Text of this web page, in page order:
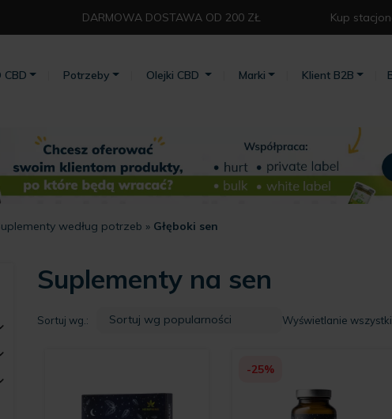
DARMOWA DOSTAWA OD 200 ZŁ⁣ Kup
CBD Potrzeby Olejki CBD Marki Klient B2B
według potrzeb » Głęboki sen
Suplementy na sen
Sortuj wg.: Wyświetlanie
-25%